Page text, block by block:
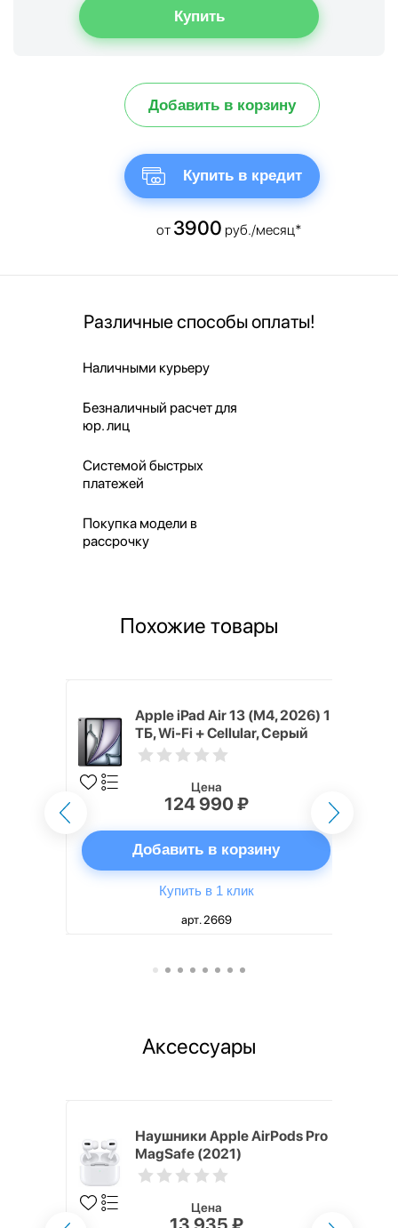
Добавить в корзину
Купить в кредит
от 3900 руб./месяц*
Различные способы оплаты!
Наличными курьеру
Безналичный расчет для
юр. лиц
Системой быстрых
платежей
Покупка модели в
рассрочку
Похожие товары
Apple iPad Air 13 (M4, 2026) 1
ТБ, Wi-Fi + Cellular, Серый
космос (Space Gray)
Цена
124 990 ₽
Добавить в корзину
Купить в 1 клик
арт. 2669
Аксессуары
Наушники Apple AirPods Pro
MagSafe (2021)
Цена